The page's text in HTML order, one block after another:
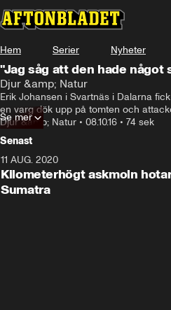
Hem Serier Nyheter
"Jag såg att den hade något
Djur &amp; Natur
Erik Johansen i Svartnäs i Dalarna
en varg dök upp på tomten och
Djur &amp; Natur • 08.10.16 • 74 sek
Se mer
Senast
11 AUG. 2020
Kilometerhögt askmoln
Sumatra